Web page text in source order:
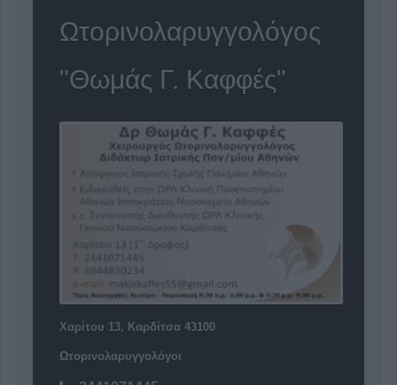
Ωτορινολαρυγγολόγος
"Θωμάς Γ. Καφφές"
Χαρίτου 13, Καρδίτσα 43100
Ωτορινολαρυγγολόγοι